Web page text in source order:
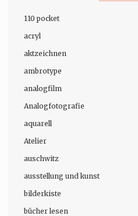
110 pocket
acryl
aktzeichnen
ambrotype
analogfilm
Analogfotografie
aquarell
Atelier
auschwitz
ausstellung und kunst
bilderkiste
bücher lesen